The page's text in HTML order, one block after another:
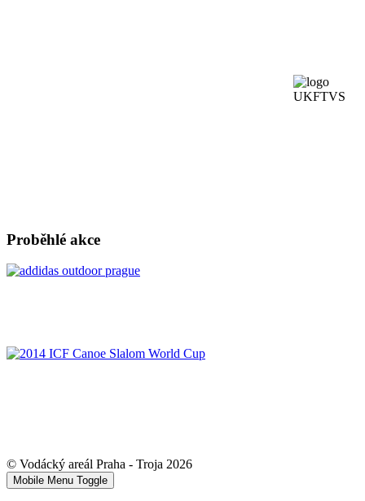
Proběhlé akce
© Vodácký areál Praha - Troja 2026
Mobile Menu Toggle